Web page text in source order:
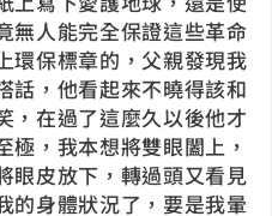
無人能完全保證這些革命
環保標章的，父親發現我
話，他看起來不曉得該和
，在過了這麼久以後他才
，我本想將雙眼闔上，
眼皮放下，轉過頭又看見
的身體狀況了，要是我暈